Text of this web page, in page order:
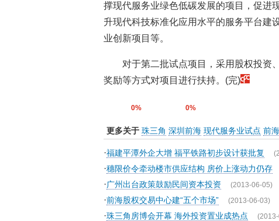
撑现代服务业绿色低碳发展的项目，促进
升现代科技标准化应用水平的服务平台建
业创新项目等。
对于第二批试点项目，采用股权投资
奖励等方式对项目进行扶持。(完)
0% 0%
更多关于 珠三角 深圳前海 现代服务业试点 前
·福建平潭外企大增 福平铁路初步设计获批复
·穗限价令牵动楼市供应结构 房价上涨动力仍存
·广州出台政策鼓励民间资本投资 (2013-06-05)
·前海股权交易中心建“五个市场” (2013-06-03)
·珠三角房博会开幕 海外投资置业成热点